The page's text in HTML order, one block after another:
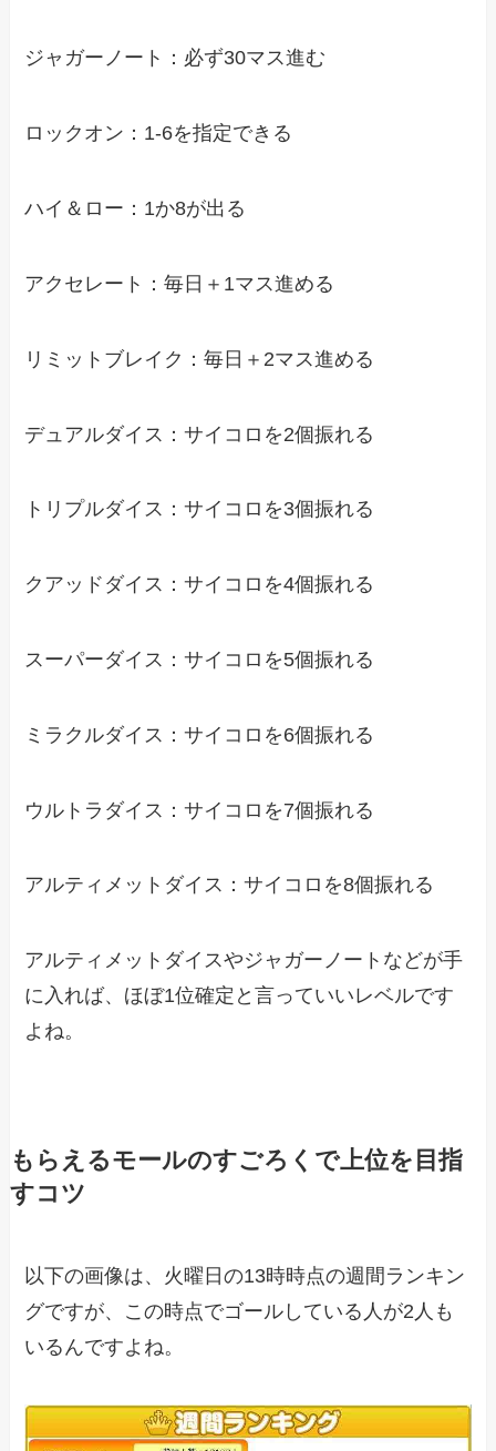
ジャガーノート：必ず30マス進む
ロックオン：1-6を指定できる
ハイ＆ロー：1か8が出る
アクセレート：毎日＋1マス進める
リミットブレイク：毎日＋2マス進める
デュアルダイス：サイコロを2個振れる
トリプルダイス：サイコロを3個振れる
クアッドダイス：サイコロを4個振れる
スーパーダイス：サイコロを5個振れる
ミラクルダイス：サイコロを6個振れる
ウルトラダイス：サイコロを7個振れる
アルティメットダイス：サイコロを8個振れる
アルティメットダイスやジャガーノートなどが手
に入れば、ほぼ1位確定と言っていいレベルです
よね。
もらえるモールのすごろくで上位を目指
すコツ
以下の画像は、火曜日の13時時点の週間ランキン
グですが、この時点でゴールしている人が2人も
いるんですよね。